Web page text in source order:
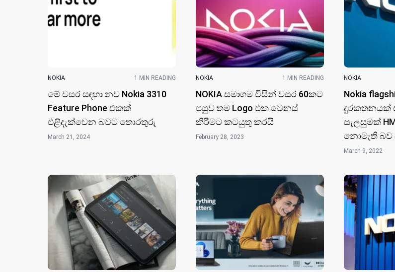
NOKIA 1 MIN READING
මේ වසර සඳහා නව Nokia 3310
Feature Phone එකක්
එළිදැක්වෙන බවට තොරතුරු
March 21, 2024
NOKIA 1 MIN READING
NOKIA සමාගම විසින් වසර 60කට
පසුව තම Logo එක වෙනස්
කිරීමට කටයුතු කරයි
February 28, 2023
NOKIA
Nokia
දුරකතනයක්
සැලසුමක්
නොමැති බව
March 9, 2022